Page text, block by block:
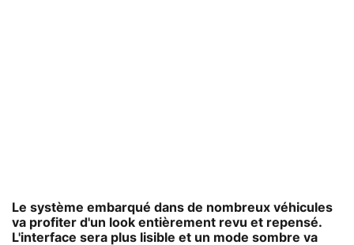
Le système embarqué dans de nombreux véhicules
va profiter d'un look entièrement revu et repensé.
L'interface sera plus lisible et un mode sombre va